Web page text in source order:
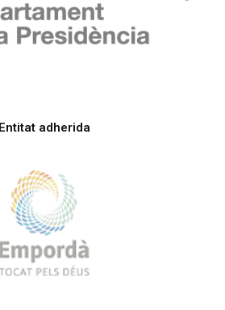
Entitat adherida